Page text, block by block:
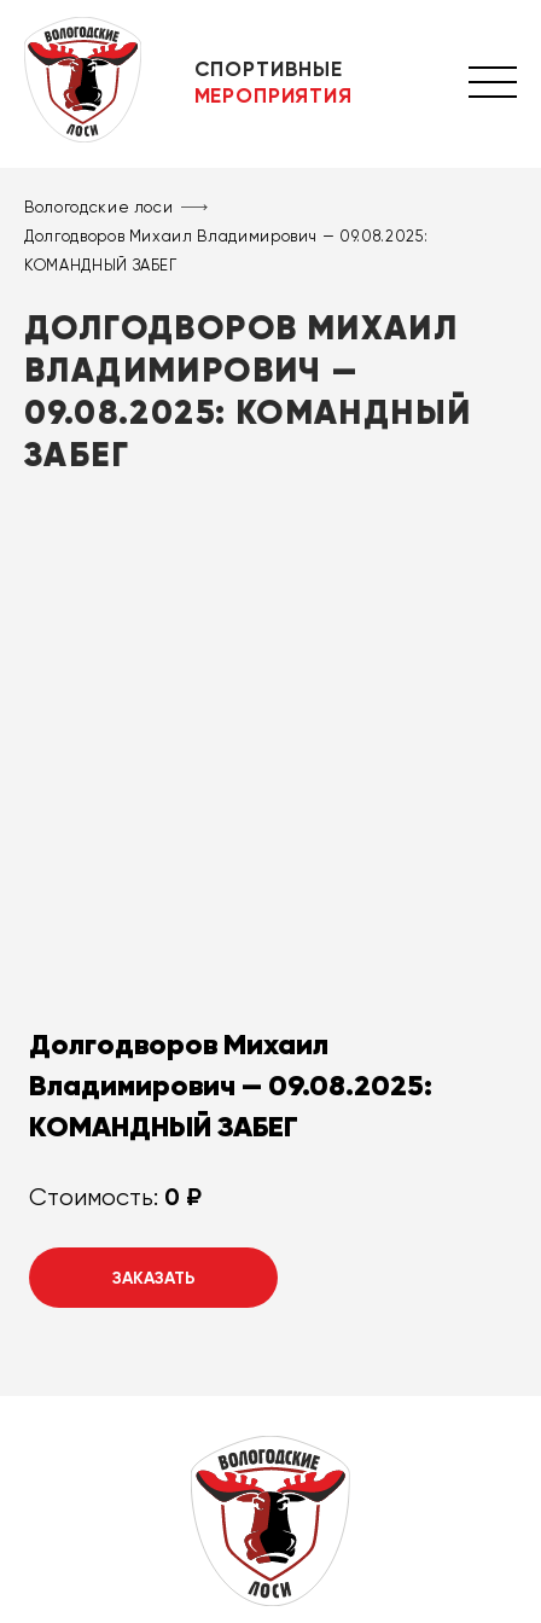
СПОРТИВНЫЕ
МЕРОПРИЯТИЯ
Вологодские лоси
Долгодворов Михаил Владимирович — 09.08.2025:
КОМАНДНЫЙ ЗАБЕГ
ДОЛГОДВОРОВ МИХАИЛ
ВЛАДИМИРОВИЧ —
09.08.2025: КОМАНДНЫЙ
ЗАБЕГ
Долгодворов Михаил
Владимирович — 09.08.2025:
КОМАНДНЫЙ ЗАБЕГ
Стоимость: 0 ₽
ЗАКАЗАТЬ